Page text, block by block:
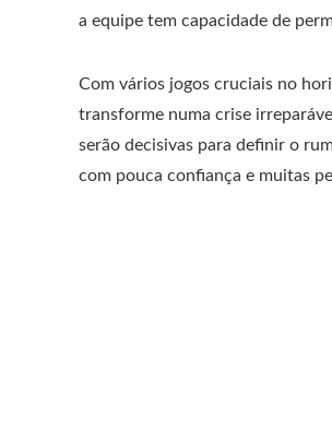
a equipe tem capacidade de
Com vários jogos cruciais no
transforme numa crise
serão decisivas para definir o
com pouca confiança e muitas